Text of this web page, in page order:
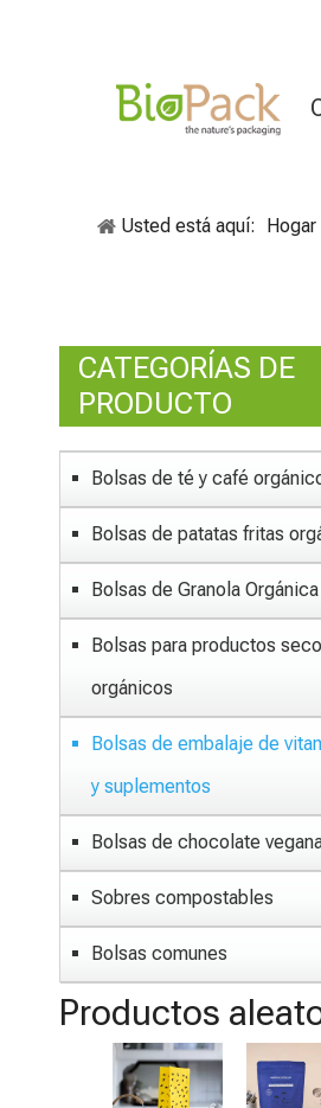
Usted está aquí: Hogar
CATEGORÍAS DE
PRODUCTO
Bolsas de té y café
Bolsas de patatas fritas
Bolsas de Granola Orgánica
Bolsas para productos
orgánicos
Bolsas de embalaje de
y suplementos
Bolsas de chocolate
Sobres compostables
Bolsas comunes
Productos